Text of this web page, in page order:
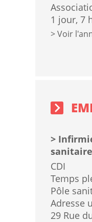
1 jour, 7
Voir
block
CDI
Temps
Pôle
Adresse
29 Rue